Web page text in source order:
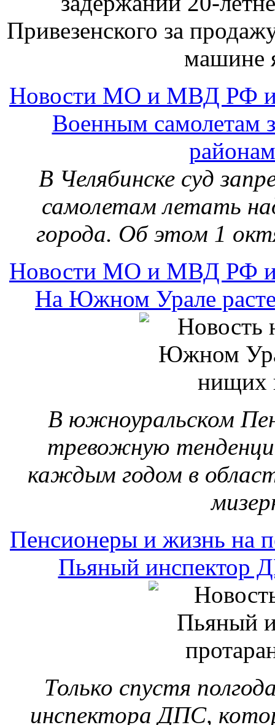
В Челябинске суд
самолетам летать
города. Об этом 1
Новости МО и МВД РФ
На Южном Урале
В южноуральском
тревожную
каждым годом в
Пенсионеры и жизнь на
Пьяный инспектор
Только спустя
инспектора ДПС,
койки четверых
уголовное дело, а
Новости МО и МВД РФ
Нам откажут